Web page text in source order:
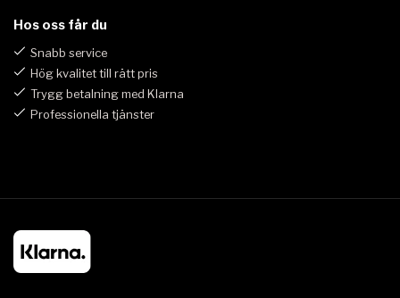
Hos oss får du
Snabb service
Hög kvalitet till rätt pris
Trygg betalning med Klarna
Professionella tjänster